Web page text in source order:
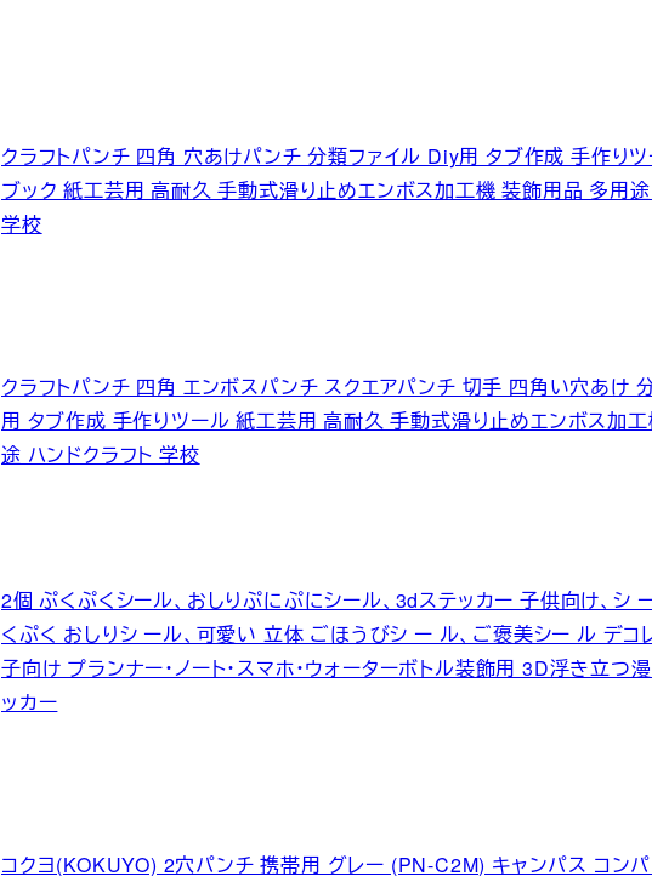
クラフトパンチ 四角 穴あけパンチ 分類ファイル Diy用 タブ作成 手作り
ブック 紙工芸用 高耐久 手動式滑り止めエンボス加工機 装飾用品 多用途
学校
クラフトパンチ 四角 エンボスパンチ スクエアパンチ 切手 四角い穴あけ
用 タブ作成 手作りツール 紙工芸用 高耐久 手動式滑り止めエンボス加
途 ハンドクラフト 学校
2個 ぷくぷくシール、おしりぷにぷにシール、3dステッカー 子供向け、シ
くぷく おしりシ ール、可愛い 立体 ごほうびシ ー ル、ご褒美シー ル デコ
子向け プランナー・ノート・スマホ・ウォーターボトル装飾用 3D浮き立つ
ッカー
コクヨ(KOKUYO) 2穴パンチ 携帯用 グレー (PN-C2M) キャンパス コン